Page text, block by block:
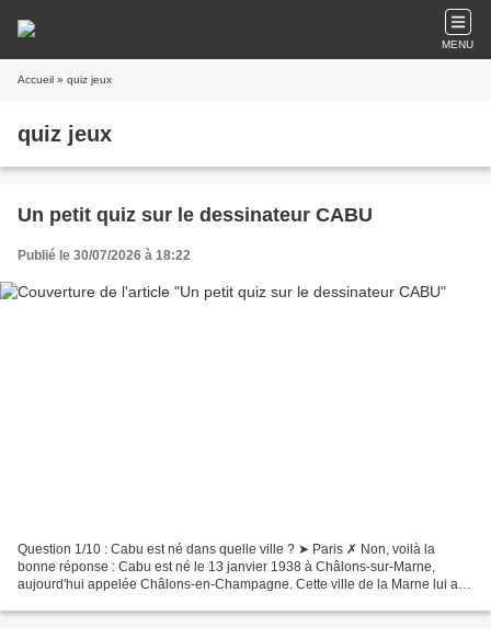
MENU
Accueil » quiz jeux
quiz jeux
Un petit quiz sur le dessinateur CABU
Publié le 30/07/2026 à 18:22
Question 1/10 : Cabu est né dans quelle ville ? ➤ Paris ✗ Non, voilà la
bonne réponse : Cabu est né le 13 janvier 1938 à Châlons-sur-Marne,
aujourd'hui appelée Châlons-en-Champagne. Cette ville de la Marne lui a